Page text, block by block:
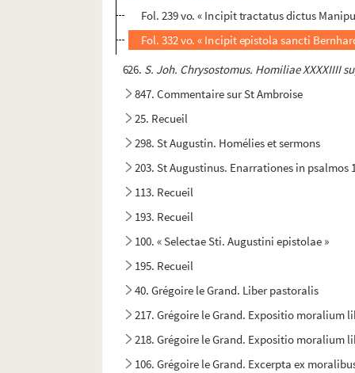
Fol. 239 vo. « Incipit tractatus dictus
Fol. 332 vo. « Incipit epistola sancti
626. S. Joh. Chrysostomus. Homiliae XXXXIIII
847. Commentaire sur St Ambroise
25. Recueil
298. St Augustin. Homélies et sermons
203. St Augustinus. Enarrationes in psalmos
113. Recueil
193. Recueil
100. « Selectae Sti. Augustini epistolae »
195. Recueil
40. Grégoire le Grand. Liber pastoralis
217. Grégoire le Grand. Expositio moralium
218. Grégoire le Grand. Expositio moralium
106. Grégoire le Grand. Excerpta ex